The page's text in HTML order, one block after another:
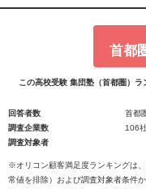
首都
この高校受験 集団塾（首都圏）ラ
回答者数
首都
調査企業数
106
調査対象者
※オリコン顧客満足度ランキングは
常値を排除）および調査対象者条件